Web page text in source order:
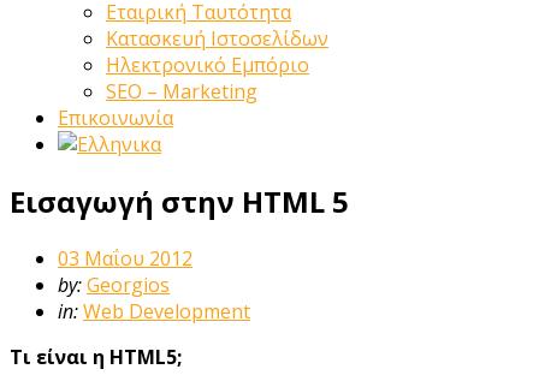
Εταιρική Ταυτότητα
Κατασκευή Ιστοσελίδων
Ηλεκτρονικό Εμπόριο
SEO – Marketing
Επικοινωνία
Εισαγωγή στην HTML 5
03 Μαΐου 2012
by:Georgios
in:Web Development
Τι είναι η HTML5;